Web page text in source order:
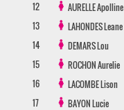
12
AURELLEApolline
13
LAHONDESLeane
14
DEMARSLou
15
ROCHONAurelie
16
LACOMBELison
17
BAYONLucie